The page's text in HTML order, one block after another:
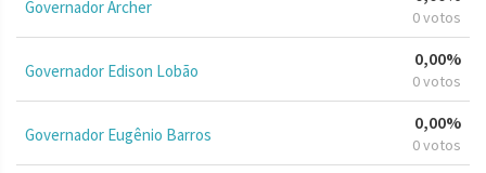
Governador Archer 0 votos
Governador Edison Lobão
0,00%
0 votos
Governador Eugênio Barros
0,00%
0 votos